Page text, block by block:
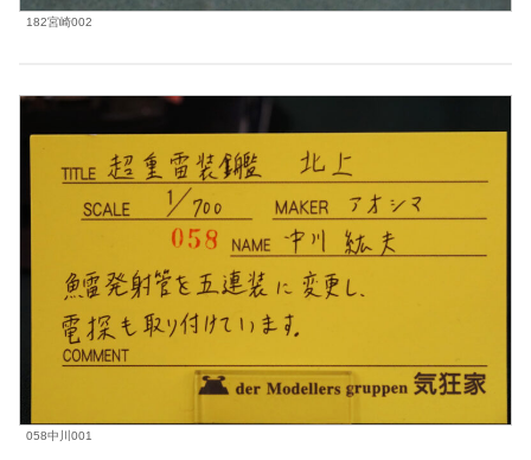
182宮崎002
058中川001